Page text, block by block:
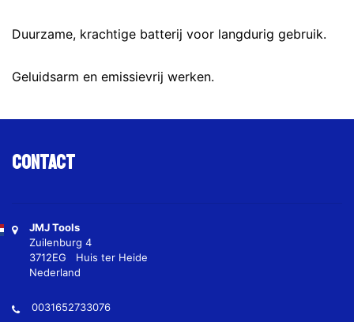
Duurzame, krachtige batterij voor langdurig gebruik.
Geluidsarm en emissievrij werken.
Contact
JMJ Tools
Zuilenburg 4
3712EG Huis ter Heide
Nederland
0031652733076